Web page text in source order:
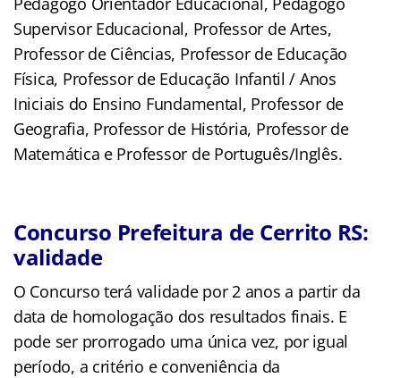
Supervisor Educacional, Professor de Artes,
Professor de Ciências, Professor de Educação
Física, Professor de Educação Infantil / Anos
Iniciais do Ensino Fundamental, Professor de
Geografia, Professor de História, Professor de
Matemática e Professor de Português/Inglês.
Concurso Prefeitura de Cerrito RS:
validade
O Concurso terá validade por 2 anos a partir da
data de homologação dos resultados finais. E
pode ser prorrogado uma única vez, por igual
período, a critério e conveniência da